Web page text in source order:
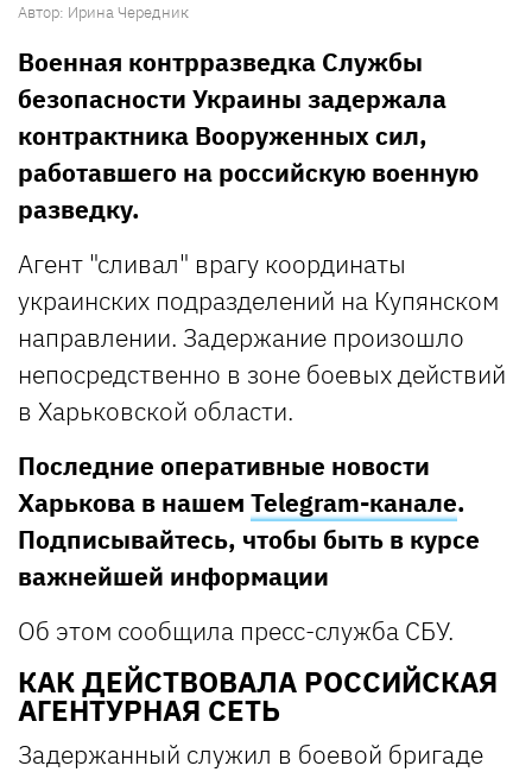
Автор: Ирина Чередник
Военная контрразведка Службы
безопасности Украины задержала
контрактника Вооруженных сил,
работавшего на российскую военную
разведку.
Агент "сливал" врагу координаты
украинских подразделений на Купянском
направлении. Задержание произошло
непосредственно в зоне боевых действий
в Харьковской области.
Последние оперативные новости
Харькова в нашем Telegram-канале.
Подписывайтесь, чтобы быть в курсе
важнейшей информации
Об этом сообщила пресс-служба СБУ.
КАК ДЕЙСТВОВАЛА РОССИЙСКАЯ
АГЕНТУРНАЯ СЕТЬ
Задержанный служил в боевой бригаде